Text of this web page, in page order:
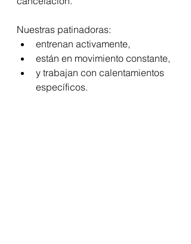
Nuestras patinadoras:
entrenan activamente,
están en movimiento constante,
y trabajan con calentamientos
específicos.